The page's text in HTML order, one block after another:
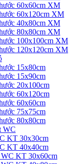
60x60cm XM
60x120cm XM
40x80cm XM
80x80cm XM
100x100cm XM
120x120cm XM
15x80cm
15x90cm
20x100cm
60x120cm
60x60cm
75x75cm
80x80cm
WC
KT 30x30cm
KT 40x40cm
KT 30x60cm